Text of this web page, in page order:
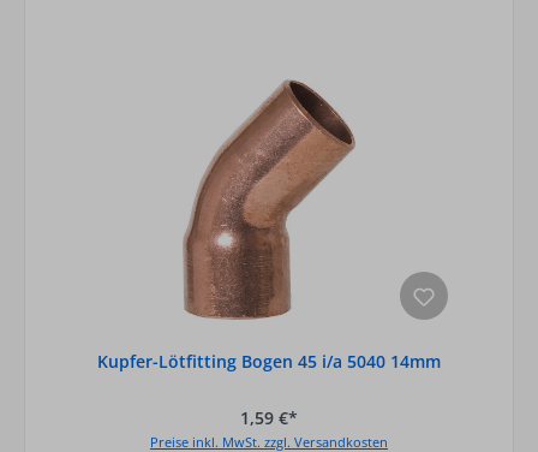
Kupfer-Lötfitting Bogen 45 i/a 5040 14mm
1,59 €*
Preise inkl. MwSt. zzgl. Versandkosten